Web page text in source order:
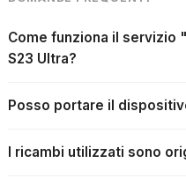
Come funziona il servizio
S23 Ultra?
Posso portare il
I ricambi utilizzati sono